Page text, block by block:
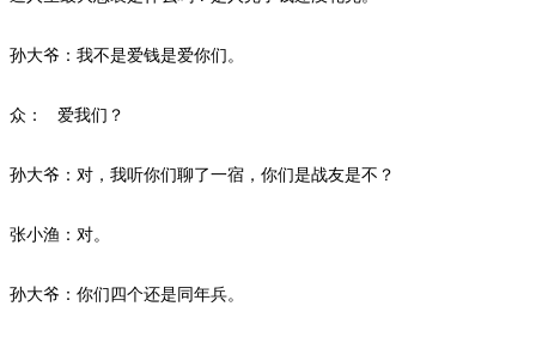
孙大爷：我不是爱钱是爱你们。
众： 爱我们？
孙大爷：对，我听你们聊了一宿，你们是战友是不？
张小渔：对。
孙大爷：你们四个还是同年兵。